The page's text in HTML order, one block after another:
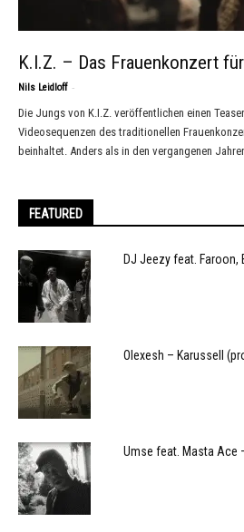
K.I.Z. – Das Frauenkonzert
Nils Leidloff -
Die Jungs von K.I.Z. veröffentlichen einen
Videosequenzen des traditionellen
beinhaltet. Anders als in den vergangenen
FEATURED
DJ Jeezy feat. Faroon,
Olexesh – Karussell
Umse feat. Masta Ace